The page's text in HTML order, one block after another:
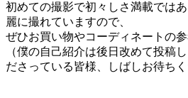
初めての撮影で初々しさ満載では
麗に撮れていますので、
ぜひお買い物やコーディネートの
（僕の自己紹介は後日改めて投稿
ださっている皆様、しばしお待ちく